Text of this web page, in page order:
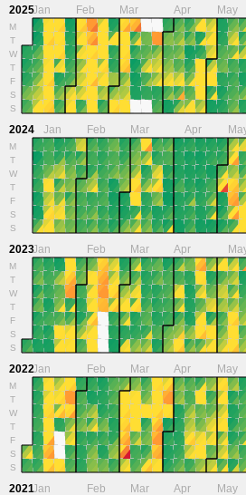
2025
M
T
W
T
F
S
S
Jan Feb Mar Apr May
2024
M
T
W
T
F
S
S
Jan Feb Mar Apr
2023
M
T
W
T
F
S
S
Jan Feb Mar Apr
2022
M
T
W
T
F
S
S
Jan Feb Mar Apr May
2021Jan Feb Mar Apr May